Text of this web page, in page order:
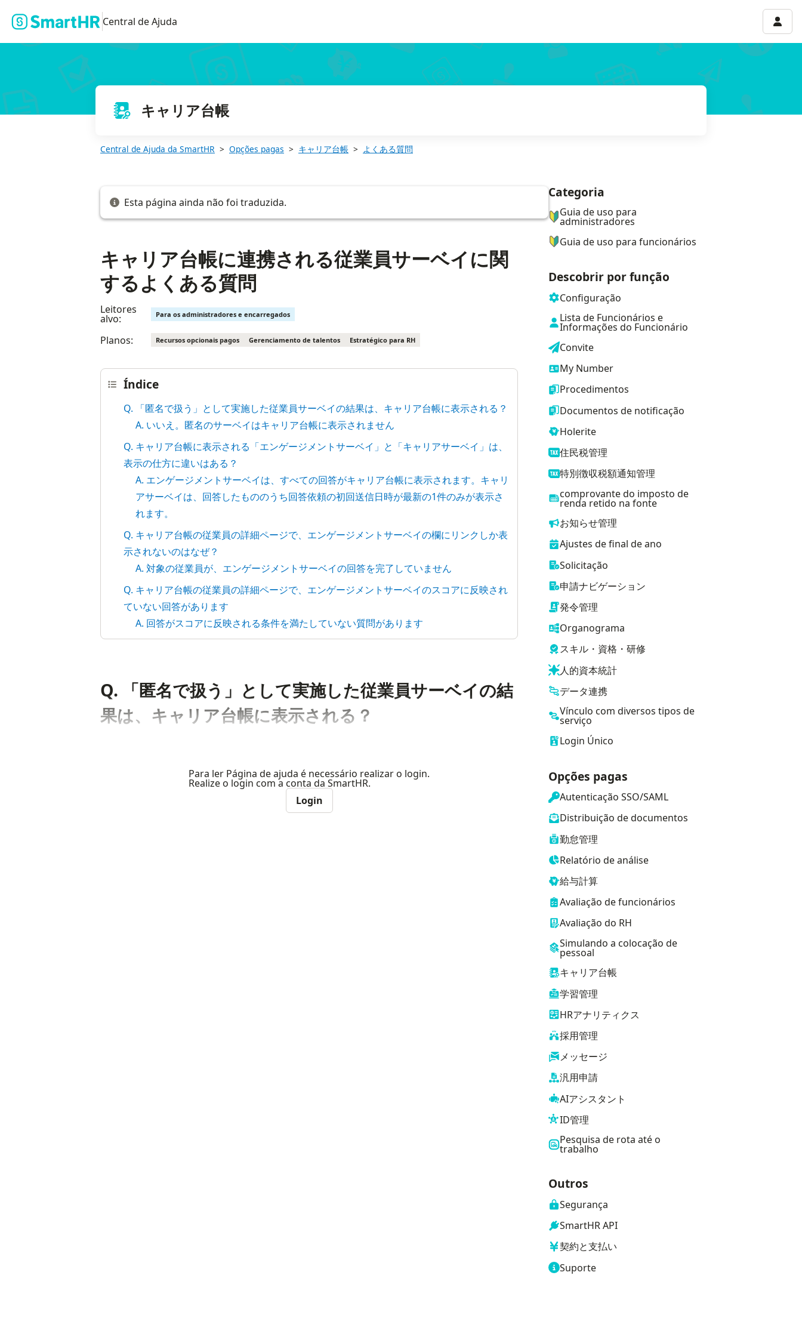
Central de Ajuda
キャリア台帳
Central de Ajuda da SmartHR Opções pagas キャリア台帳 よくある質問
Esta página ainda não foi traduzida.
キャリア台帳に連携される従業員サーベイに関
するよくある質問
Leitores
alvo: Para os administradores e encarregados
Planos: Recursos opcionais pagos Gerenciamento de talentos Estratégico para RH
Índice
Q. 「匿名で扱う」として実施した従業員サーベイの結果は、キャリア台帳に表示される？
A. いいえ。匿名のサーベイはキャリア台帳に表示されません
Q. キャリア台帳に表示される「エンゲージメントサーベイ」と「キャリアサーベイ」は、
表示の仕方に違いはある？
A. エンゲージメントサーベイは、すべての回答がキャリア台帳に表示されます。キャリ
アサーベイは、回答したもののうち回答依頼の初回送信日時が最新の1件のみが表示さ
れます。
Q. キャリア台帳の従業員の詳細ページで、エンゲージメントサーベイの欄にリンクしか表
示されないのはなぜ？
A. 対象の従業員が、エンゲージメントサーベイの回答を完了していません
Q. キャリア台帳の従業員の詳細ページで、エンゲージメントサーベイのスコアに反映され
ていない回答があります
A. 回答がスコアに反映される条件を満たしていない質問があります
Q. 「匿名で扱う」として実施した従業員サーベイの結
果は、キャリア台帳に表示される？
Para ler Página de ajuda é necessário realizar o login.
Realize o login com a conta da SmartHR.
Login
ナビゲーションメニュー
Categoria
Guia de uso para
administradores
Guia de uso para funcionários
Descobrir por função
Configuração
Lista de Funcionários e
Informações do Funcionário
Convite
My Number
Procedimentos
Documentos de notificação
Holerite
住民税管理
特別徴収税額通知管理
comprovante do imposto de
renda retido na fonte
お知らせ管理
Ajustes de final de ano
Solicitação
申請ナビゲーション
発令管理
Organograma
スキル・資格・研修
人的資本統計
データ連携
Vínculo com diversos tipos de
serviço
Login Único
Opções pagas
Autenticação SSO/SAML
Distribuição de documentos
勤怠管理
Relatório de análise
給与計算
Avaliação de funcionários
Avaliação do RH
Simulando a colocação de
pessoal
キャリア台帳
学習管理
HRアナリティクス
採用管理
メッセージ
汎用申請
AIアシスタント
ID管理
Pesquisa de rota até o
trabalho
Outros
Segurança
SmartHR API
契約と支払い
Suporte